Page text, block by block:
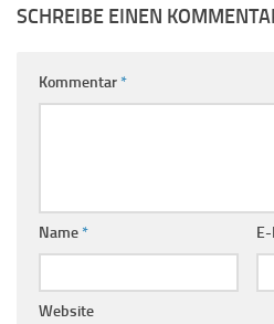
SCHREIBE EINEN
Kommentar*
Name*
Website